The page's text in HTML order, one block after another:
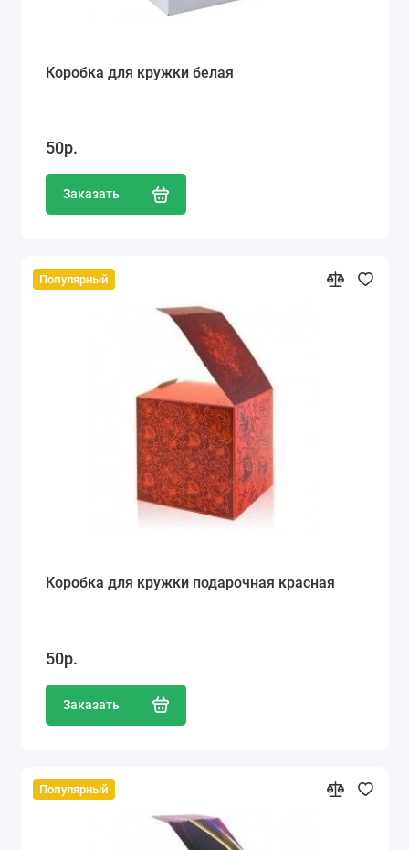
Коробка для кружки белая
50р.
Заказать
Популярный
Коробка для кружки подарочная красная
50р.
Заказать
Популярный